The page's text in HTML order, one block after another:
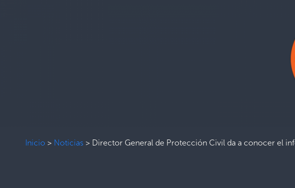
Inicio > Noticias > Director General de Protección Civil da a conocer el